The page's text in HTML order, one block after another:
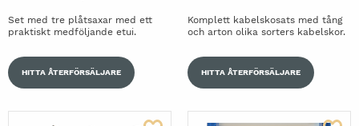
Set med tre plåtsaxar med ett
praktiskt medföljande etui.
HITTA ÅTERFÖRSÄLJARE
Komplett kabelskosats med tång
och arton olika sorters kabelskor.
HITTA ÅTERFÖRSÄLJARE